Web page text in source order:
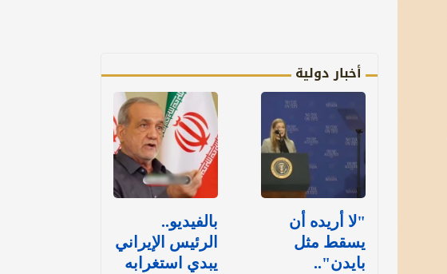
أخبار دولية
"لا أريده أن
يسقط مثل
بايدن"..
بالفيديو..
الرئيس الإيراني
يبدي استغرابه